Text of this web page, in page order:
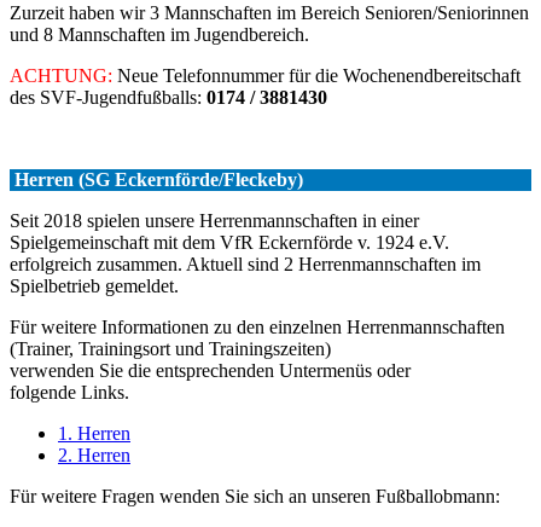
Zurzeit haben wir 3 Mannschaften im Bereich Senioren/Seniorinnen
und 8 Mannschaften im Jugendbereich.
ACHTUNG: Neue Telefonnummer für die Wochenendbereitschaft
des SVF-Jugendfußballs: 0174 / 3881430
Herren (SG Eckernförde/Fleckeby)
Seit 2018 spielen unsere Herrenmannschaften in einer
Spielgemeinschaft mit dem VfR Eckernförde v. 1924 e.V.
erfolgreich zusammen. Aktuell sind 2 Herrenmannschaften im
Spielbetrieb gemeldet.
Für weitere Informationen zu den einzelnen Herrenmannschaften
(Trainer, Trainingsort und Trainingszeiten)
verwenden Sie die entsprechenden Untermenüs oder
folgende Links.
1. Herren
2. Herren
Für weitere Fragen wenden Sie sich an unseren Fußballobmann: